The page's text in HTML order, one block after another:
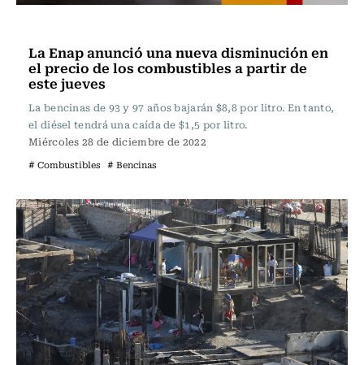
La Enap anunció una nueva disminución en
el precio de los combustibles a partir de
este jueves
La bencinas de 93 y 97 años bajarán $8,8 por litro. En tanto,
el diésel tendrá una caída de $1,5 por litro.
Miércoles 28 de diciembre de 2022
# Combustibles # Bencinas